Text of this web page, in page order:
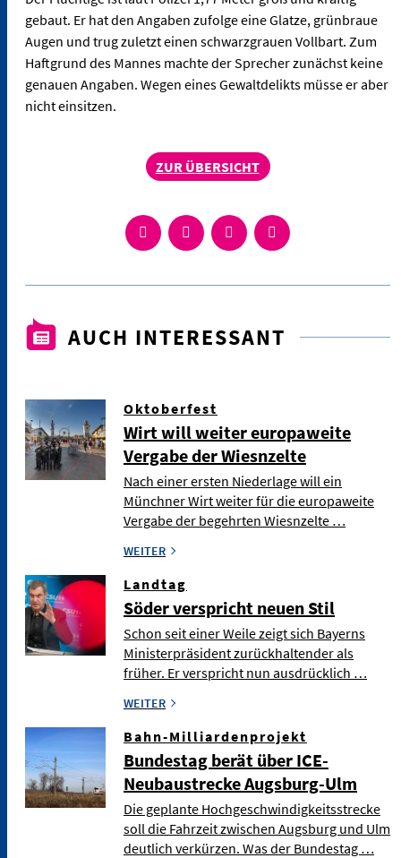
gebaut. Er hat den Angaben zufolge eine Glatze, grünbraue
Augen und trug zuletzt einen schwarzgrauen Vollbart. Zum
Haftgrund des Mannes machte der Sprecher zunächst keine
genauen Angaben. Wegen eines Gewaltdelikts müsse er aber
nicht einsitzen.
ZUR ÜBERSICHT
AUCH INTERESSANT
Oktoberfest
Wirt will weiter europaweite
Vergabe der Wiesnzelte
Nach einer ersten Niederlage will ein
Münchner Wirt weiter für die europaweite
Vergabe der begehrten Wiesnzelte …
WEITER
Landtag
Söder verspricht neuen Stil
Schon seit einer Weile zeigt sich Bayerns
Ministerpräsident zurückhaltender als
früher. Er verspricht nun ausdrücklich …
WEITER
Bahn-Milliardenprojekt
Bundestag berät über ICE-
Neubaustrecke Augsburg-Ulm
Die geplante Hochgeschwindigkeitsstrecke
soll die Fahrzeit zwischen Augsburg und Ulm
deutlich verkürzen. Was der Bundestag …